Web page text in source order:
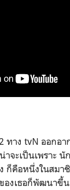
ทาง tvN ออกอ
าจะเป็นเพราะ
ก็คือหนึ่งในสม
องเธอก็พัฒนาขึ้